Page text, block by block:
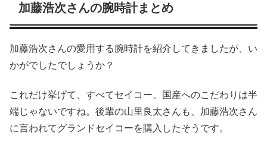
加藤浩次さんの腕時計まとめ
加藤浩次さんの愛用する腕時計を紹介してきましたが、い
かがでしたでしょうか？
これだけ挙げて、すべてセイコー。国産へのこだわりは半
端じゃないですね。後輩の山里良太さんも、加藤浩次さん
に言われてグランドセイコーを購入したそうです。